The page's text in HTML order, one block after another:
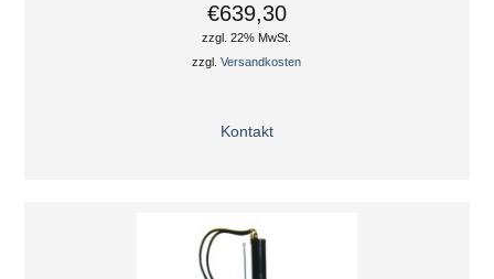
€639,30
zzgl. 22% MwSt.
zzgl.Versandkosten
Kontakt